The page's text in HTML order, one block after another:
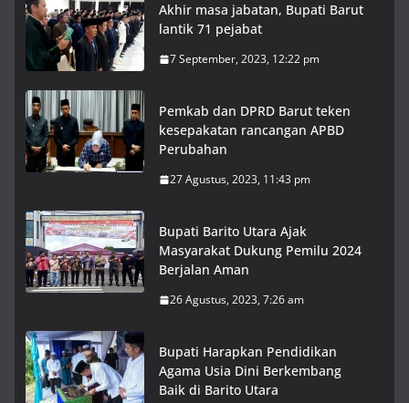
Akhir masa jabatan, Bupati Barut
lantik 71 pejabat
7 September, 2023, 12:22 pm
Pemkab dan DPRD Barut teken
kesepakatan rancangan APBD
Perubahan
27 Agustus, 2023, 11:43 pm
Bupati Barito Utara Ajak
Masyarakat Dukung Pemilu 2024
Berjalan Aman
26 Agustus, 2023, 7:26 am
Bupati Harapkan Pendidikan
Agama Usia Dini Berkembang
Baik di Barito Utara